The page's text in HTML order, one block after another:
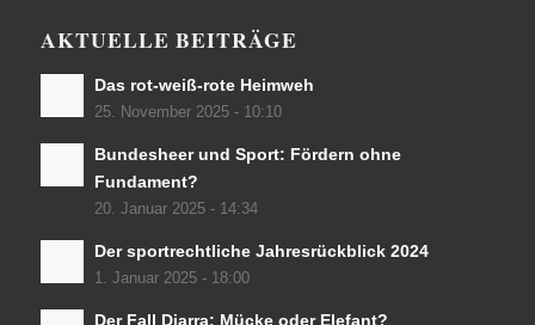
AKTUELLE BEITRÄGE
Das rot-weiß-rote Heimweh
25. November 2025 - 10:10
Bundesheer und Sport: Fördern ohne
Fundament?
20. Januar 2025 - 14:34
Der sportrechtliche Jahresrückblick 2024
1. Januar 2025 - 18:00
Der Fall Diarra: Mücke oder Elefant?